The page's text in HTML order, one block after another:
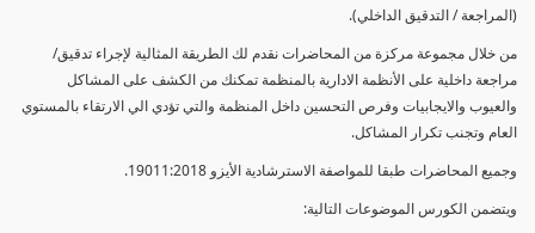
(المراجعة / التدقيق الداخلي).
من خلال مجموعة مركزة من المحاضرات نقدم لك الطريقة المثالية لإجراء تدقيق/
مراجعة داخلية على الأنظمة الادارية بالمنظمة تمكنك من الكشف على المشاكل
والعيوب والايجابيات وفرص التحسين داخل المنظمة والتي تؤدي الي الارتقاء بالمستوي
العام وتجنب تكرار المشاكل.
وجميع المحاضرات طبقا للمواصفة الاسترشادية الأيزو 19011:2018.
ويتضمن الكورس الموضوعات التالية: